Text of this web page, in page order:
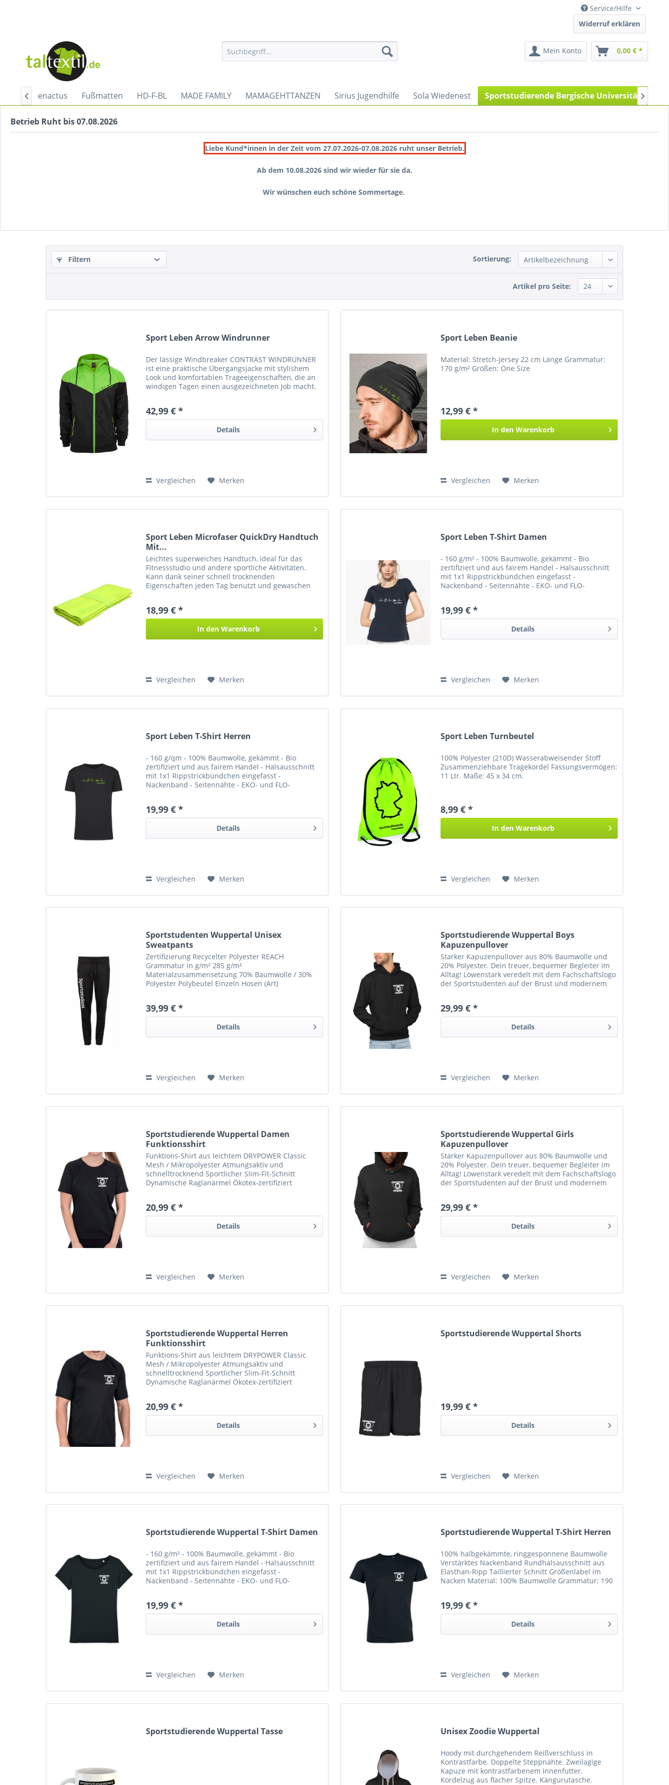
Service/Hilfe
Widerruf erklären
Mein Konto 0,00 € *
enactus Fußmatten HD-F-BL MADE FAMILY MAMAGEHTTANZEN Sirius Jugendhilfe Sola Wiedenest Sportstudierende Bergische Universität
 
Betrieb Ruht bis 07.08.2026
Liebe Kund*innen in der Zeit vom 27.07.2026-07.08.2026 ruht unser Betrieb.
Ab dem 10.08.2026 sind wir wieder für sie da.
Wir wünschen euch schöne Sommertage.
Filtern Sortierung:
Artikel pro Seite:
Sport Leben Arrow Windrunner
Der lässige Windbreaker CONTRAST WINDRUNNER
ist eine praktische Übergangsjacke mit stylishem
Look und komfortablen Trageeigenschaften, die an
windigen Tagen einen ausgezeichneten Job macht.
42,99 € *
Details
Vergleichen Merken
Sport Leben Beanie
Material: Stretch-Jersey 22 cm Länge Grammatur:
170 g/m² Größen: One Size
12,99 € *
In den Warenkorb
Vergleichen Merken
Sport Leben Microfaser QuickDry Handtuch
Mit...
Leichtes superweiches Handtuch, ideal für das
Fitnessstudio und andere sportliche Aktivitäten.
Kann dank seiner schnell trocknenden
Eigenschaften jeden Tag benutzt und gewaschen
18,99 € *
In den Warenkorb
Vergleichen Merken
Sport Leben T-Shirt Damen
- 160 g/m² - 100% Baumwolle, gekämmt - Bio
zertifiziert und aus fairem Handel - Halsausschnitt
mit 1x1 Rippstrickbündchen eingefasst -
Nackenband - Seitennähte - EKO- und FLO-
19,99 € *
Details
Vergleichen Merken
Sport Leben T-Shirt Herren
- 160 g/qm - 100% Baumwolle, gekämmt - Bio
zertifiziert und aus fairem Handel - Halsausschnitt
mit 1x1 Rippstrickbündchen eingefasst -
Nackenband - Seitennähte - EKO- und FLO-
19,99 € *
Details
Vergleichen Merken
Sport Leben Turnbeutel
100% Polyester (210D) Wasserabweisender Stoff
Zusammenziehbare Tragekordel Fassungsvermögen:
11 Ltr. Maße: 45 x 34 cm.
8,99 € *
In den Warenkorb
Vergleichen Merken
Sportstudenten Wuppertal Unisex
Sweatpants
Zertifizierung Recycelter Polyester REACH
Grammatur in g/m² 285 g/m²
Materialzusammensetzung 70% Baumwolle / 30%
Polyester Polybeutel Einzeln Hosen (Art)
39,99 € *
Details
Vergleichen Merken
Sportstudierende Wuppertal Boys
Kapuzenpullover
Starker Kapuzenpullover aus 80% Baumwolle und
20% Polyester. Dein treuer, bequemer Begleiter im
Alltag! Löwenstark veredelt mit dem Fachschaftslogo
der Sportstudenten auf der Brust und modernem
29,99 € *
Details
Vergleichen Merken
Sportstudierende Wuppertal Damen
Funktionsshirt
Funktions-Shirt aus leichtem DRYPOWER Classic
Mesh / Mikropolyester Atmungsaktiv und
schnelltrocknend Sportlicher Slim-Fit-Schnitt
Dynamische Raglanärmel Ökotex-zertifiziert
20,99 € *
Details
Vergleichen Merken
Sportstudierende Wuppertal Girls
Kapuzenpullover
Starker Kapuzenpullover aus 80% Baumwolle und
20% Polyester. Dein treuer, bequemer Begleiter im
Alltag! Löwenstark veredelt mit dem Fachschaftslogo
der Sportstudenten auf der Brust und modernem
29,99 € *
Details
Vergleichen Merken
Sportstudierende Wuppertal Herren
Funktionsshirt
Funktions-Shirt aus leichtem DRYPOWER Classic
Mesh / Mikropolyester Atmungsaktiv und
schnelltrocknend Sportlicher Slim-Fit-Schnitt
Dynamische Raglanärmel Ökotex-zertifiziert
20,99 € *
Details
Vergleichen Merken
Sportstudierende Wuppertal Shorts
19,99 € *
Details
Vergleichen Merken
Sportstudierende Wuppertal T-Shirt Damen
- 160 g/m² - 100% Baumwolle, gekämmt - Bio
zertifiziert und aus fairem Handel - Halsausschnitt
mit 1x1 Rippstrickbündchen eingefasst -
Nackenband - Seitennähte - EKO- und FLO-
19,99 € *
Details
Vergleichen Merken
Sportstudierende Wuppertal T-Shirt Herren
100% halbgekämmte, ringgesponnene Baumwolle
Verstärktes Nackenband Rundhalsausschnitt aus
Elasthan-Ripp Taillierter Schnitt Größenlabel im
Nacken Material: 100% Baumwolle Grammatur: 190
19,99 € *
Details
Vergleichen Merken
Sportstudierende Wuppertal Tasse Unisex Zoodie Wuppertal
Hoody mit durchgehendem Reißverschluss in
Kontrastfarbe. Doppelte Steppnähte. Zweilagige
Kapuze mit kontrastfarbenem Innenfutter.
Kordelzug aus flacher Spitze. Kängurutasche.